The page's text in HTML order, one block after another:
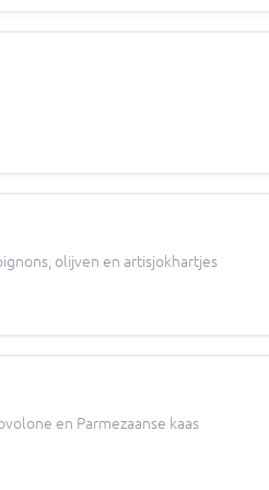
olijven en artisjokhartjes
en Parmezaanse kaas